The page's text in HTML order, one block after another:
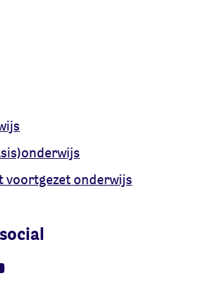
voortgezet onderwijs